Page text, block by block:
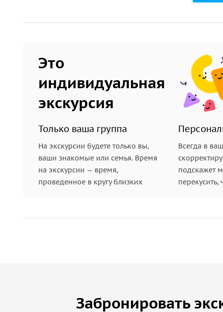
Как проходит аудиоэкскурсия
экскурсии и билета. Перейдите по ссылке и
Зайдите в приложение, используя свой номер
доступен аудиогид и билеты. Нажмите на кнопку
телефон.
Билет вы найдёте в приложении WeGoTrip:
«Открыть входной билет». Билет распечатывать
на своём смартфоне.
Это
индивидуальная
экскурсия
Только ваша группа
На экскурсии будете только вы,
ваши знакомые или семья. Время
на экскурсии — время,
проведенное в кругу близких
Всегда в
подскажет
перекусить,
Забронировать